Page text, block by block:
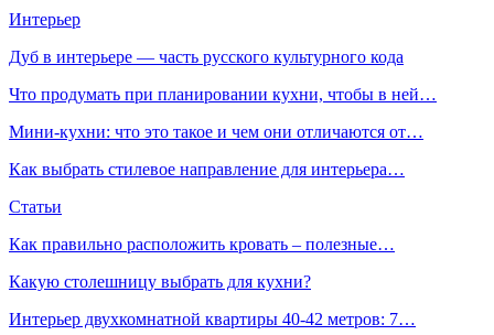
Интерьер
Дуб в интерьере — часть русского культурного кода
Что продумать при планировании кухни, чтобы в ней…
Мини-кухни: что это такое и чем они отличаются от…
Как выбрать стилевое направление для интерьера…
Статьи
Как правильно расположить кровать – полезные…
Какую столешницу выбрать для кухни?
Интерьер двухкомнатной квартиры 40-42 метров: 7…